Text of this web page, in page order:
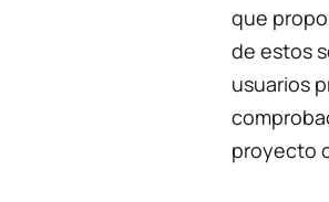
que
de estos
usuarios
proyecto